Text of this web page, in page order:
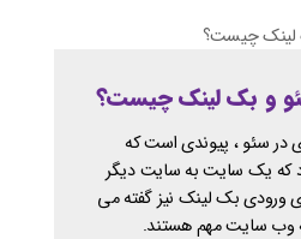
و بک لینک چیست؟
در سئو ، پیوندی است که
که یک سایت به سایت دیگر
ورودی بک لینک نیز گفته می
وب سایت مهم هستند.